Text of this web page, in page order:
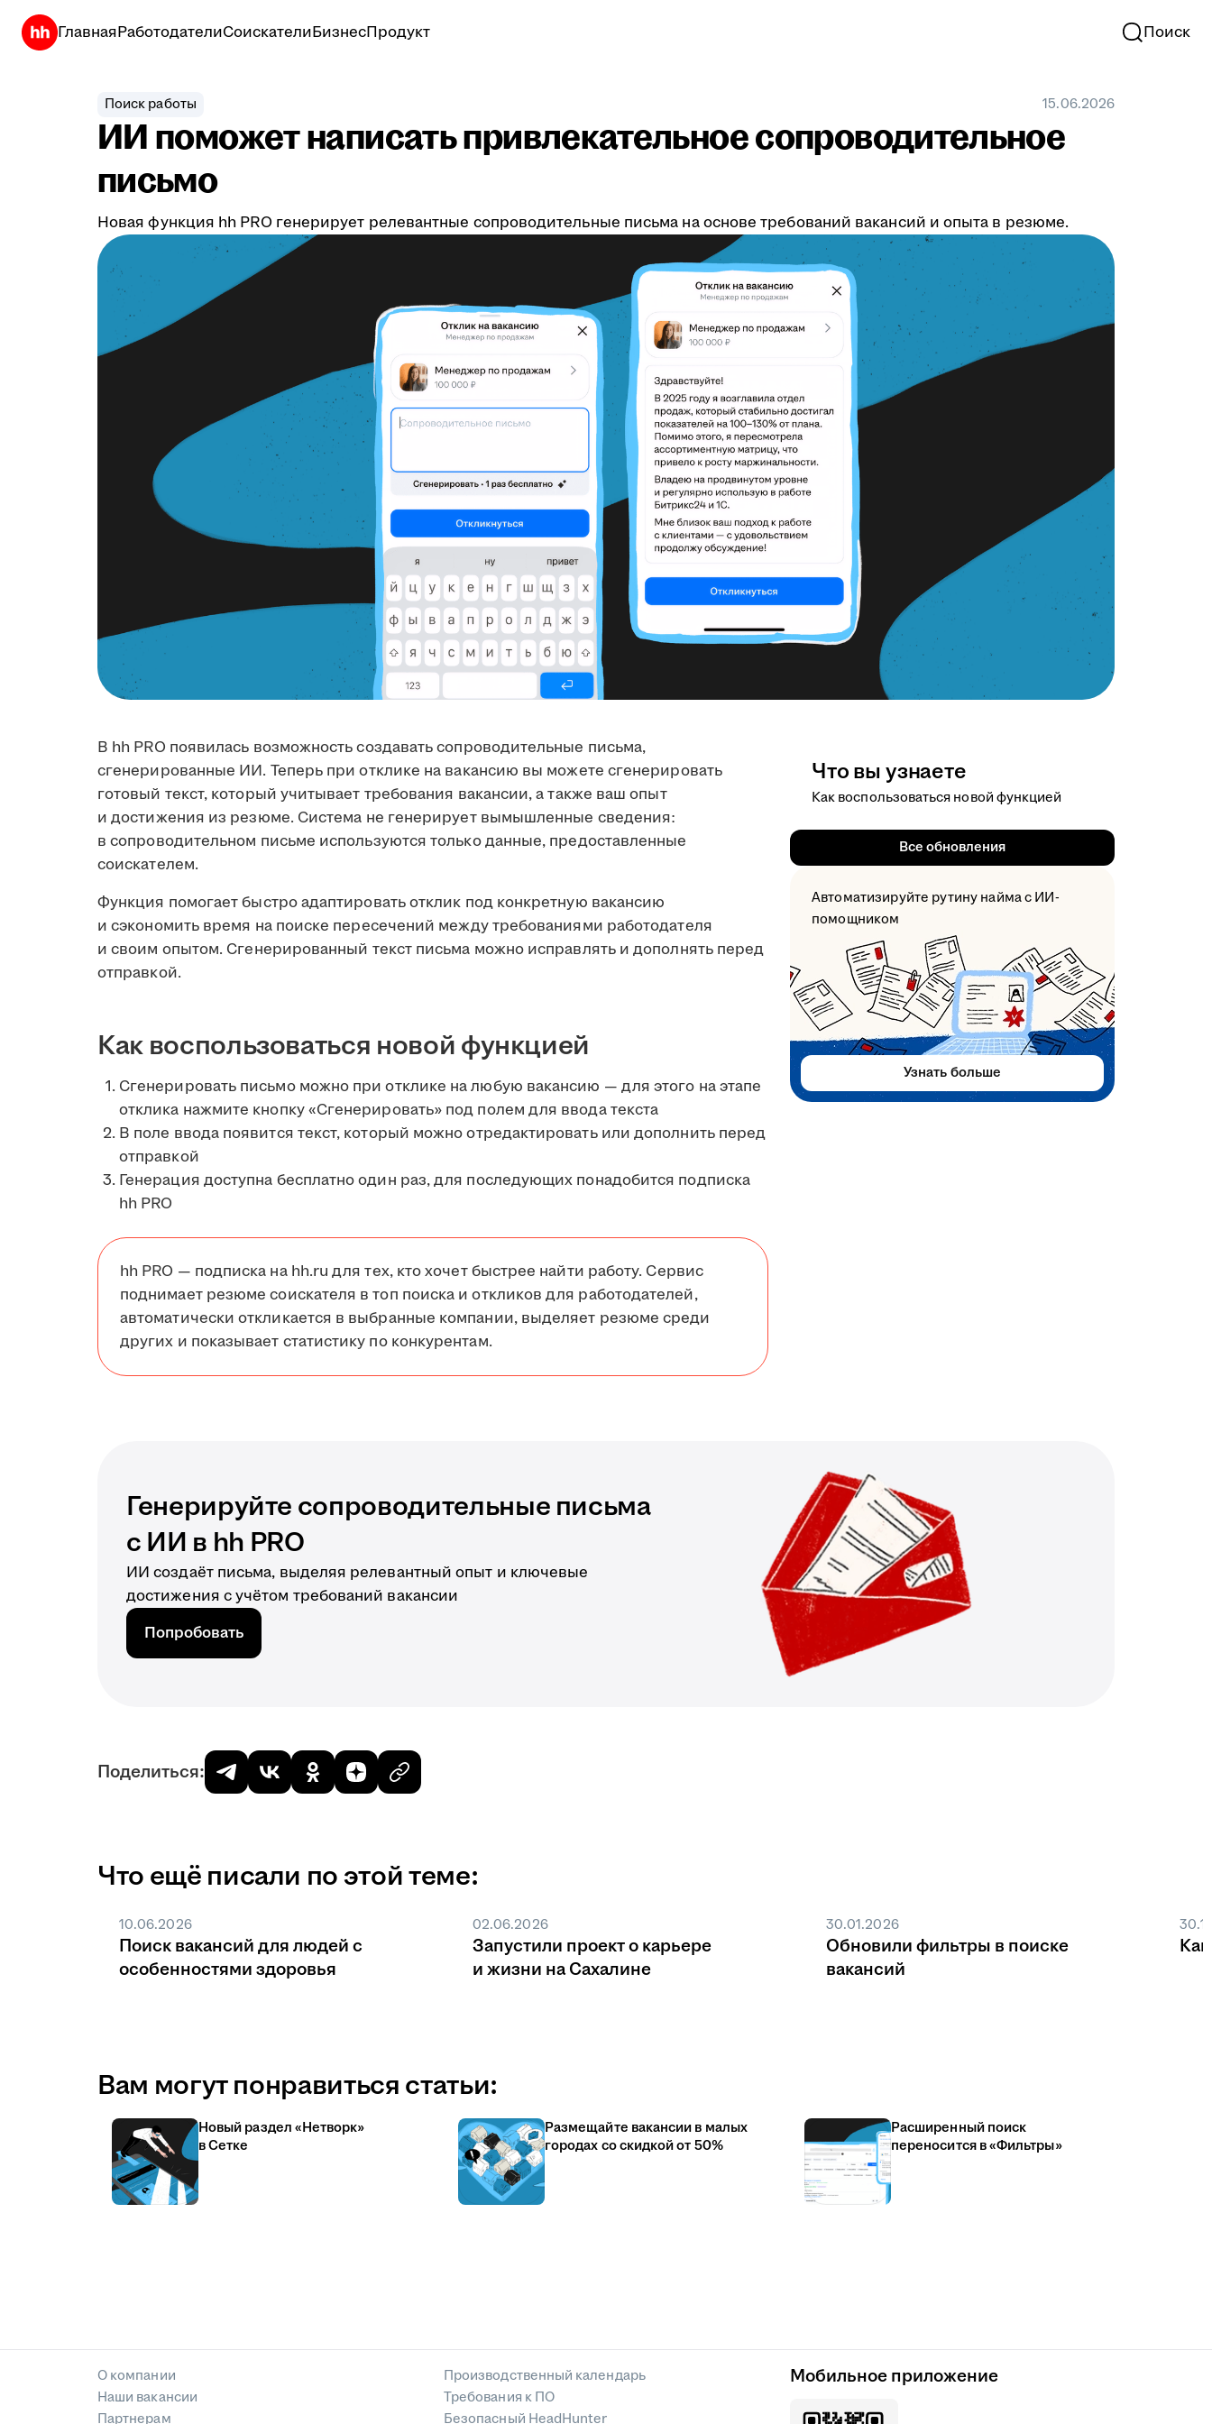
ГлавнаяРаботодателиСоискателиБизнесПродукт Поиск
Поиск работы 15.06.2026
ИИ поможет написать привлекательное сопроводительное
письмо
Новая функция hh PRO генерирует релевантные сопроводительные письма на основе требований вакансий и опыта в резюме.
В hh PRO появилась возможность создавать сопроводительные письма,
сгенерированные ИИ. Теперь при отклике на вакансию вы можете сгенерировать
готовый текст, который учитывает требования вакансии, а также ваш опыт
и достижения из резюме. Система не генерирует вымышленные сведения:
в сопроводительном письме используются только данные, предоставленные
соискателем.
Функция помогает быстро адаптировать отклик под конкретную вакансию
и сэкономить время на поиске пересечений между требованиями работодателя
и своим опытом. Сгенерированный текст письма можно исправлять и дополнять перед
отправкой.
Как воспользоваться новой функцией
Сгенерировать письмо можно при отклике на любую вакансию — для этого на этапе
отклика нажмите кнопку «Сгенерировать» под полем для ввода текста
В поле ввода появится текст, который можно отредактировать или дополнить перед
отправкой
Генерация доступна бесплатно один раз, для последующих понадобится подписка
hh PRO
hh PRO — подписка на hh.ru для тех, кто хочет быстрее найти работу. Сервис
поднимает резюме соискателя в топ поиска и откликов для работодателей,
автоматически откликается в выбранные компании, выделяет резюме среди
других и показывает статистику по конкурентам.
Что вы узнаете
Как воспользоваться новой функцией
Все обновления
Автоматизируйте рутину найма с ИИ-
помощником
Узнать больше
Генерируйте сопроводительные письма
с ИИ в hh PRO
ИИ создаёт письма, выделяя релевантный опыт и ключевые
достижения с учётом требований вакансии
Попробовать
Поделиться:
Что ещё писали по этой теме:
10.06.2026
Поиск вакансий для людей с
особенностями здоровья
02.06.2026
Запустили проект о карьере
и жизни на Сахалине
30.01.2026
Обновили фильтры в поиске
вакансий
Вам могут понравиться статьи:
Новый раздел «Нетворк»
в Сетке
Размещайте вакансии в малых
городах со скидкой от 50%
Расширенный поиск
переносится в «Фильтры»
О компании
Наши вакансии
Партнерам
Производственный календарь
Требования к ПО
Безопасный HeadHunter
Мобильное приложение